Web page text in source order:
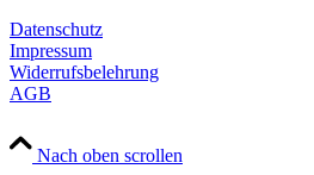
Datenschutz
Impressum
Widerrufsbelehrung
AGB
Nach oben scrollen